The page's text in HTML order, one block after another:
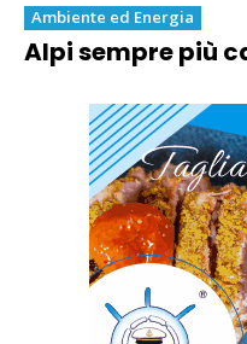
Ambiente ed Energia
Alpi sempre più